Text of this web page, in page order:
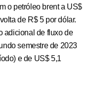
o petróleo brent a US$
de R$ 5 por dólar.
adicional de fluxo de
semestre de 2023
e de US$ 5,1